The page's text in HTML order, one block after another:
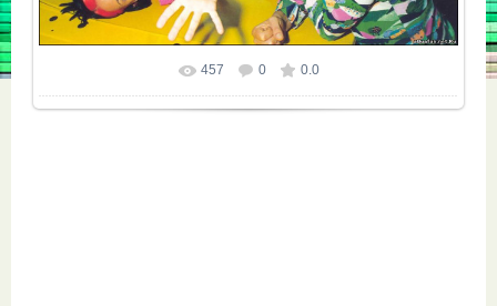
Размер фотографии: 1024x643
457 0 0.0